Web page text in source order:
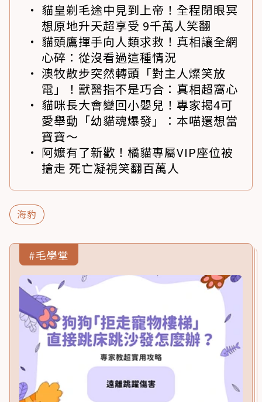
貓皇剃毛途中見到上帝！全程閉眼冥
想原地升天超享受 9千萬人笑翻
貓頭鷹揮手向人類求救！真相讓全網
心碎：從沒看過這種情況
澳牧散步突然轉頭「對主人燦笑放
電」！獸醫指不是巧合：真相超窩心
貓咪長大會變回小嬰兒！專家揭4可
愛舉動「幼貓魂爆發」：本喵還想當
寶寶～
阿嬤有了新歡！橘貓專屬VIP座位被
搶走 死亡凝視笑翻百萬人
海豹
#毛學堂